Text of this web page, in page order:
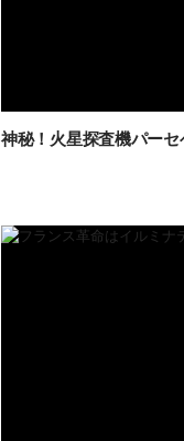
神秘！火星探査機パー